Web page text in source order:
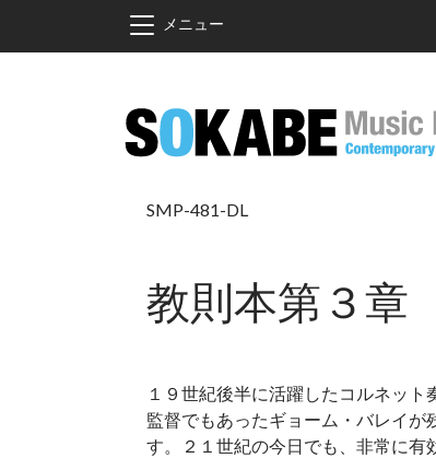
メインコンテンツに移動
メニュー
SMP-481-DL
教則本第３章
１９世紀後半に活躍したコルネッ
監督でもあったギョーム・バレイ
す。２１世紀の今日でも、非常に